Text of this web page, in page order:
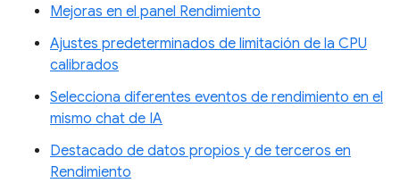
Mejoras en el panel Rendimiento
Ajustes predeterminados de limitación de la CPU
calibrados
Selecciona diferentes eventos de rendimiento en el
mismo chat de IA
Destacado de datos propios y de terceros en
Rendimiento